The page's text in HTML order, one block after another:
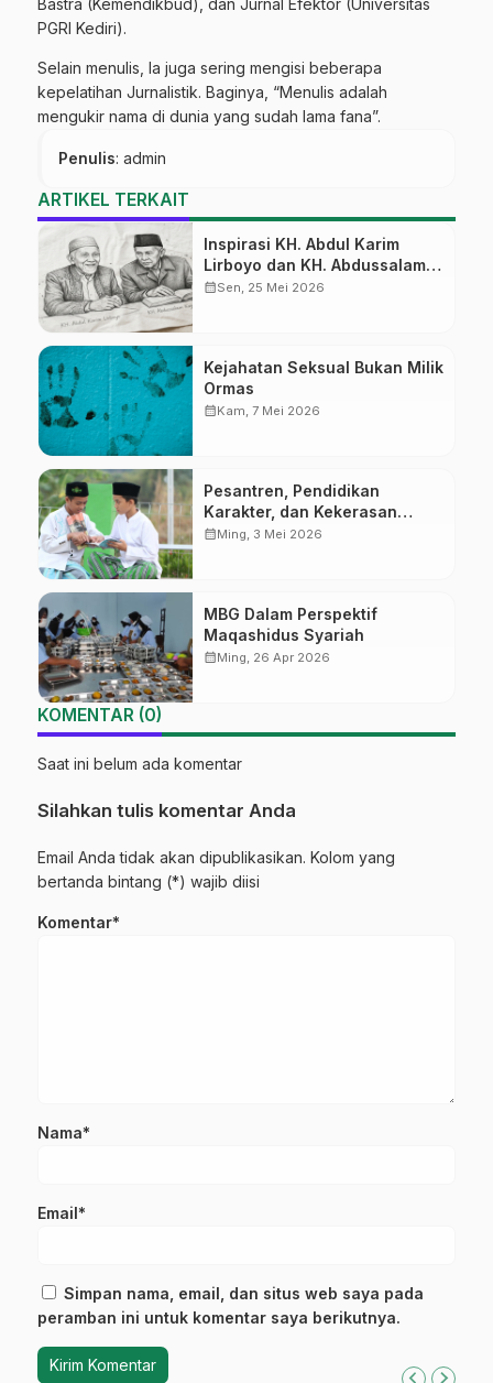
PGRI Kediri).
Selain menulis, Ia juga sering mengisi beberapa
kepelatihan Jurnalistik. Baginya, “Menulis adalah
mengukir nama di dunia yang sudah lama fana”.
Penulis: admin
ARTIKEL TERKAIT
Inspirasi KH. Abdul Karim
Lirboyo dan KH. Abdussalam
Kajen
calendar_monthSen, 25 Mei 2026
Kejahatan Seksual Bukan Milik
Ormas
calendar_monthKam, 7 Mei 2026
Pesantren, Pendidikan
Karakter, dan Kekerasan
Seksual
calendar_monthMing, 3 Mei 2026
MBG Dalam Perspektif
Maqashidus Syariah
calendar_monthMing, 26 Apr 2026
KOMENTAR (0)
Saat ini belum ada komentar
Silahkan tulis komentar Anda
Email Anda tidak akan dipublikasikan. Kolom yang
bertanda bintang (*) wajib diisi
Komentar*
Nama*
Email*
Simpan nama, email, dan situs web saya pada
peramban ini untuk komentar saya berikutnya.